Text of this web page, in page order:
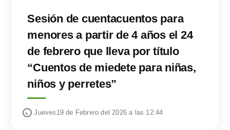
Sesión de cuentacuentos para
menores a partir de 4 años el 24
de febrero que lleva por título
“Cuentos de miedete para niñas,
niños y perretes”
Jueves19 de Febrero del 2026 a las 12:44